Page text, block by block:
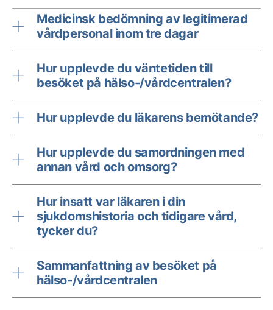
Medicinsk bedömning av legitimerad
vårdpersonal inom tre dagar
Hur upplevde du väntetiden till
besöket på hälso-/vårdcentralen?
Hur upplevde du läkarens bemötande?
Hur upplevde du samordningen med
annan vård och omsorg?
Hur insatt var läkaren i din
sjukdomshistoria och tidigare vård,
tycker du?
Sammanfattning av besöket på
hälso-/vårdcentralen